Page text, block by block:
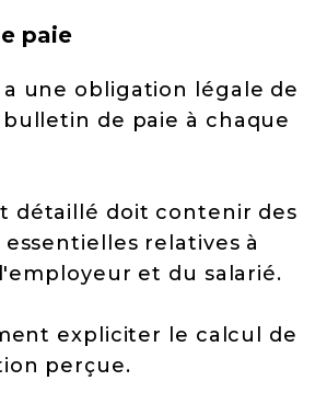
paie
une obligation légale de
de paie à chaque
détaillé doit contenir des
relatives à
et du salarié.
expliciter le calcul de
perçue.